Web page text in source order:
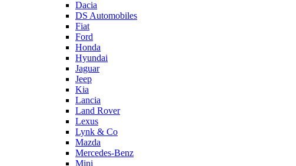
Dacia
DS Automobiles
Fiat
Ford
Honda
Hyundai
Jaguar
Jeep
Kia
Lancia
Land Rover
Lexus
Lynk & Co
Mazda
Mercedes-Benz
Mini